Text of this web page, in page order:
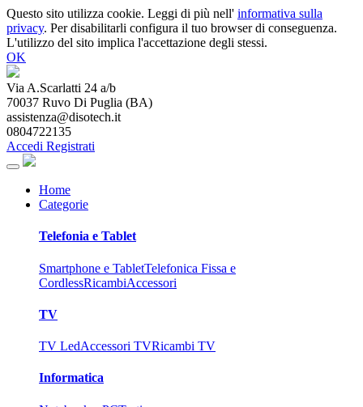
Questo sito utilizza cookie. Leggi di più nell' informativa sulla
privacy. Per disabilitarli configura il tuo browser di conseguenza.
L'utilizzo del sito implica l'accettazione degli stessi.
OK
Via A.Scarlatti 24 a/b
70037 Ruvo Di Puglia (BA)
assistenza@disotech.it
0804722135
Accedi Registrati
Home
Categorie
Telefonia e Tablet
Smartphone e TabletTelefonica Fissa e
CordlessRicambiAccessori
TV
TV LedAccessori TVRicambi TV
Informatica